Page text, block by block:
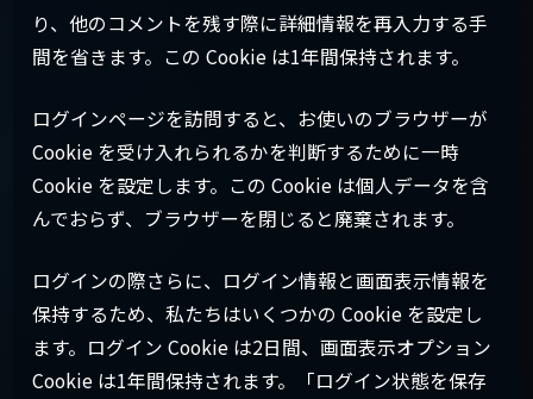
り、他のコメントを残す際に詳細情報を再入力する手
間を省きます。この Cookie は1年間保持されます。
ログインページを訪問すると、お使いのブラウザーが
Cookie を受け入れられるかを判断するために一時
Cookie を設定します。この Cookie は個人データを含
んでおらず、ブラウザーを閉じると廃棄されます。
ログインの際さらに、ログイン情報と画面表示情報を
保持するため、私たちはいくつかの Cookie を設定し
ます。ログイン Cookie は2日間、画面表示オプション
Cookie は1年間保持されます。「ログイン状態を保存